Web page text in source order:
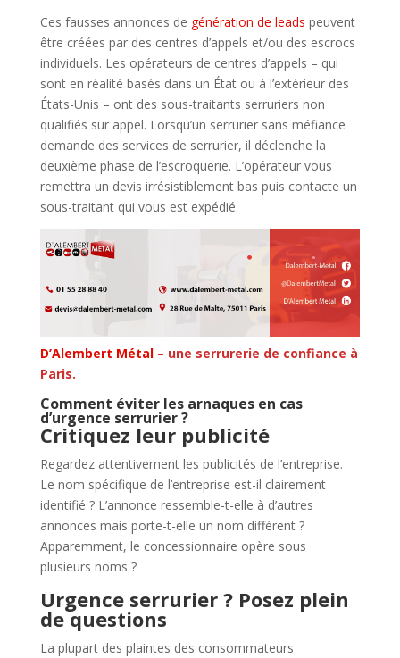
Ces fausses annonces de génération de leads peuvent
être créées par des centres d’appels et/ou des escrocs
individuels. Les opérateurs de centres d’appels – qui
sont en réalité basés dans un État ou à l’extérieur des
États-Unis – ont des sous-traitants serruriers non
qualifiés sur appel. Lorsqu’un serrurier sans méfiance
demande des services de serrurier, il déclenche la
deuxième phase de l’escroquerie. L’opérateur vous
remettra un devis irrésistiblement bas puis contacte un
sous-traitant qui vous est expédié.
D’Alembert Métal – une serrurerie de confiance à
Paris.
Comment éviter les arnaques en cas
d’urgence serrurier ?
Critiquez leur publicité
Regardez attentivement les publicités de l’entreprise.
Le nom spécifique de l’entreprise est-il clairement
identifié ? L’annonce ressemble-t-elle à d’autres
annonces mais porte-t-elle un nom différent ?
Apparemment, le concessionnaire opère sous
plusieurs noms ?
Urgence serrurier ? Posez plein
de questions
La plupart des plaintes des consommateurs